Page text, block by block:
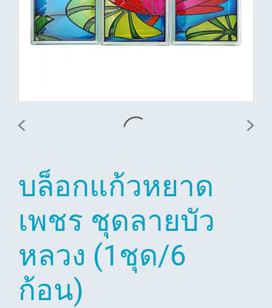
บล็อกแก้วหยาด
เพชร ชุดลายบัว
หลวง (1ชุด/6
ก้อน)